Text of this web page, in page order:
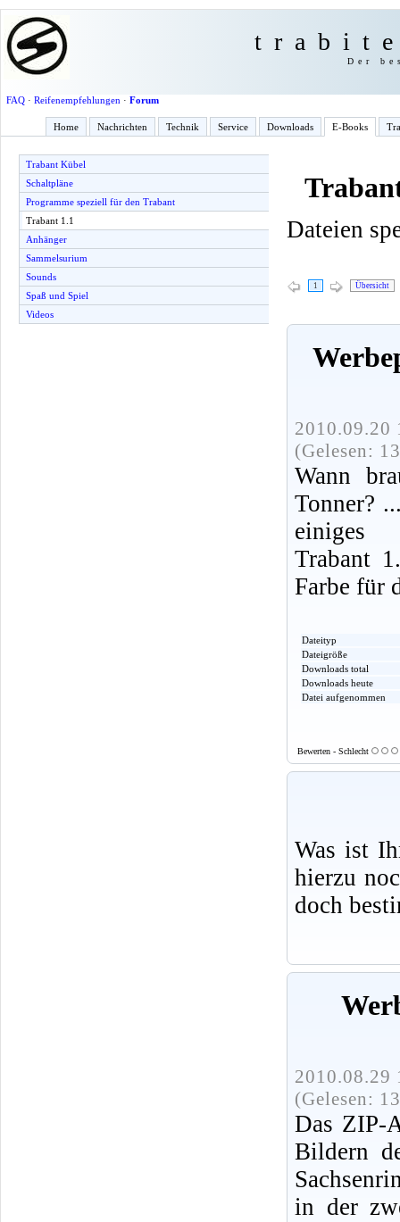
Der
FAQ· Reifenempfehlungen · Forum
Home Nachrichten Technik Service Downloads E-Books
Trabant Kübel
Schaltpläne
Programme speziell für den Trabant
Trabant 1.1
Anhänger
Sammelsurium
Sounds
Spaß und Spiel
Videos
Dateien
1 Übersicht
2010.09.20
(Gelesen:
Wann
Tonner?
einiges
Trabant
Farbe für
Dateityp
Dateigröße
Downloads total
Downloads heute
Datei aufgenommen
Bewerten - Schlecht
Was ist
hierzu
doch
2010.08.29
(Gelesen:
Das ZIP-
Bildern
in der